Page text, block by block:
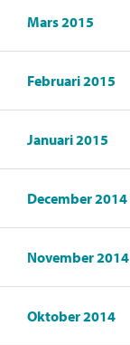
Mars 2015
Februari 2015
Januari 2015
December 2014
November 2014
Oktober 2014